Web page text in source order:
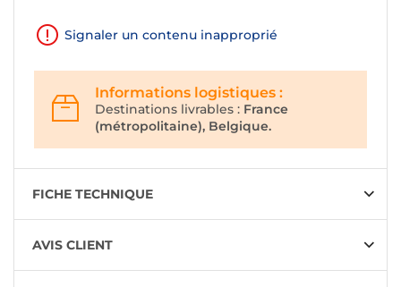
Signaler un contenu inapproprié
Informations logistiques :
Destinations livrables : France
(métropolitaine), Belgique.
FICHE TECHNIQUE
AVIS CLIENT